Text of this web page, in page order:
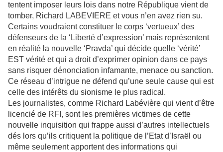
tentent imposer leurs lois dans notre République vient de
tomber, Richard LABEVIERE et vous n’en avez rien su.
Certains voudraient constituer le corps ‘vertueux’ des
défenseurs de la ‘Liberté d’expression’ mais représentent
en réalité la nouvelle ‘Pravda’ qui décide quelle ‘vérité’
EST vérité et qui a droit d’exprimer opinion dans ce pays
sans risquer dénonciation infamante, menace ou sanction.
Ce réseau d’intrigue ne défend qu’une seule cause qui est
celle des intérêts du sionisme le plus radical.
Les journalistes, comme Richard Labévière qui vient d’être
licencié de RFI, sont les premières victimes de cette
nouvelle inquisition qui frappe aussi d’autres intellectuels
dés lors qu’ils critiquent la politique de l’Etat d’Israël ou
même seulement apportent des informations qui